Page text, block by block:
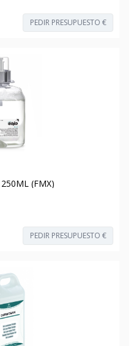
PEDIR PRESUPUESTO €
(FMX)
PEDIR PRESUPUESTO €